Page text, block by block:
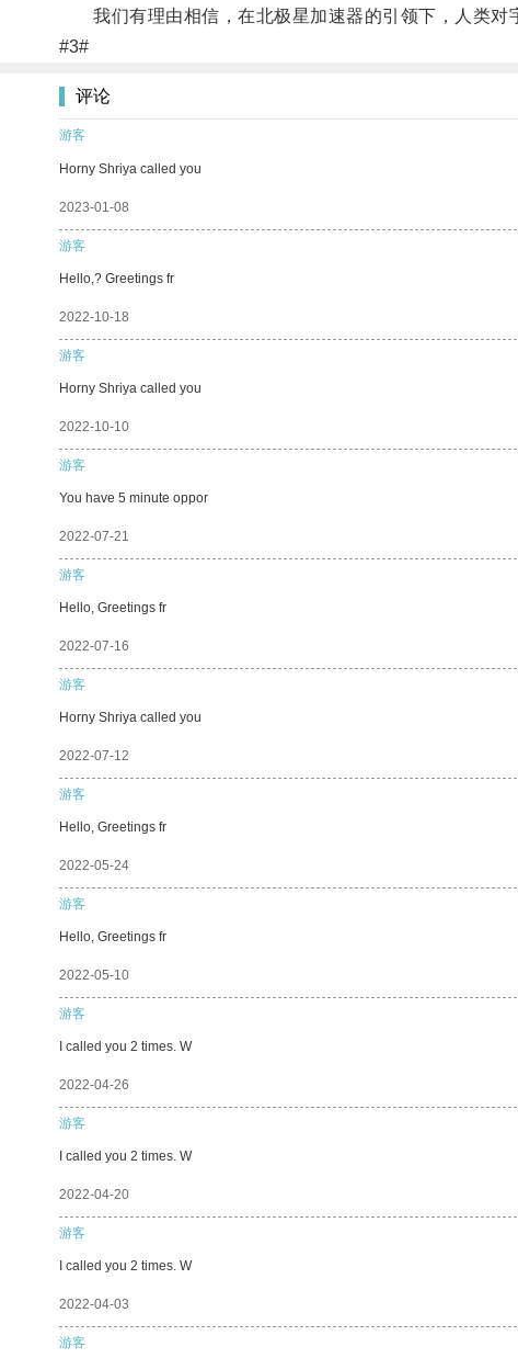
我们有理由相信，在北极星加速器的引领下，人类对
#3#
评论
游客
Horny Shriya called you
2023-01-08
游客
Hello,? Greetings fr
2022-10-18
游客
Horny Shriya called you
2022-10-10
游客
You have 5 minute oppor
2022-07-21
游客
Hello, Greetings fr
2022-07-16
游客
Horny Shriya called you
2022-07-12
游客
Hello, Greetings fr
2022-05-24
游客
Hello, Greetings fr
2022-05-10
游客
I called you 2 times. W
2022-04-26
游客
I called you 2 times. W
2022-04-20
游客
I called you 2 times. W
2022-04-03
游客